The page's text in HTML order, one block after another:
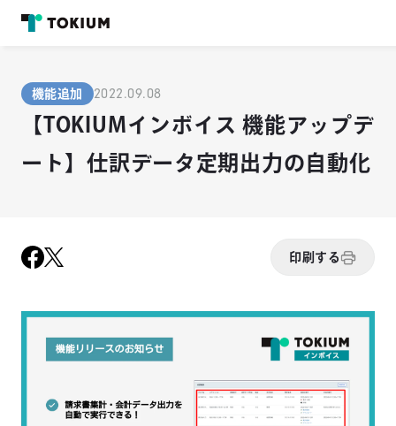
機能追加 2022.09.08
【TOKIUMインボイス 機能アップデ
ート】仕訳データ定期出力の自動化
印刷する